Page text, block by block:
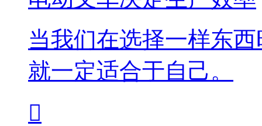
当我们在选择一样东
就一定适合于自己。
